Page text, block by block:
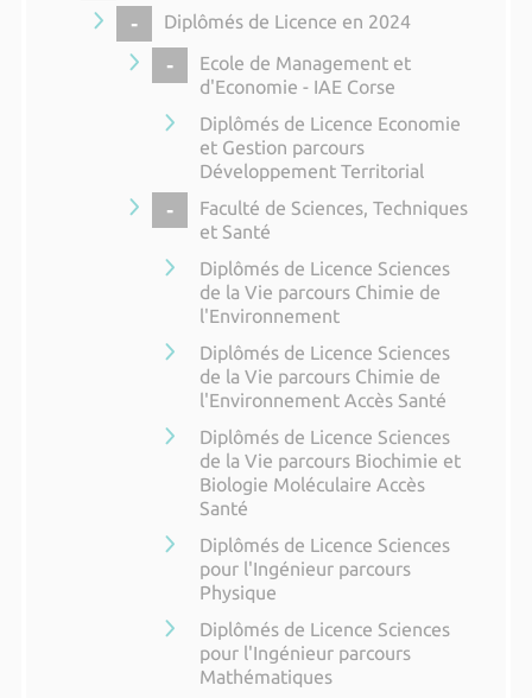
COLLAPSE
Diplômés de Licence en 2024
COLLAPSE
Ecole de Management et
d'Economie - IAE Corse
Diplômés de Licence Economie
et Gestion parcours
Développement Territorial
COLLAPSE
Faculté de Sciences, Techniques
et Santé
Diplômés de Licence Sciences
de la Vie parcours Chimie de
l'Environnement
Diplômés de Licence Sciences
de la Vie parcours Chimie de
l'Environnement Accès Santé
Diplômés de Licence Sciences
de la Vie parcours Biochimie et
Biologie Moléculaire Accès
Santé
Diplômés de Licence Sciences
pour l'Ingénieur parcours
Physique
Diplômés de Licence Sciences
pour l'Ingénieur parcours
Mathématiques